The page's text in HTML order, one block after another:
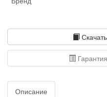
Описание